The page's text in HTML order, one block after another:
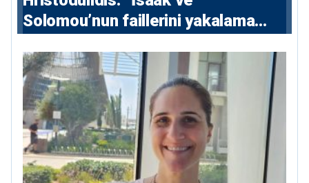
Solomou’nun faillerini yakalama
ve 5 uluslararası tutuklama emri
çıkarıldı”